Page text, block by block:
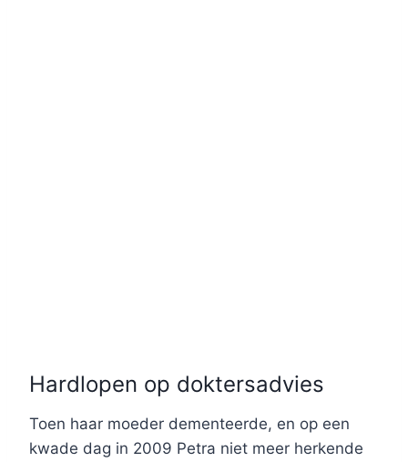
Hardlopen op doktersadvies
Toen haar moeder dementeerde, en op een
kwade dag in 2009 Petra niet meer herkende